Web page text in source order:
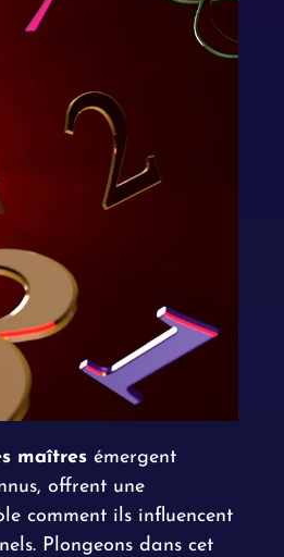
maîtres émergent
offrent une
comment ils influencent
Plongeons dans cet